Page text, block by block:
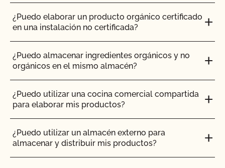
¿Pueden pastar animales no orgánicos en tierras
¿Puedo elaborar un producto orgánico certificado
en una instalación no certificada?
¿Puedo almacenar ingredientes orgánicos y no
orgánicos en el mismo almacén?
¿Puedo utilizar una cocina comercial compartida
para elaborar mis productos?
¿Puedo utilizar un almacén externo para
almacenar y distribuir mis productos?